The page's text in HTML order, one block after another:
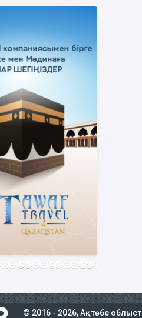
© 2016 - 2026, Ақтөбе